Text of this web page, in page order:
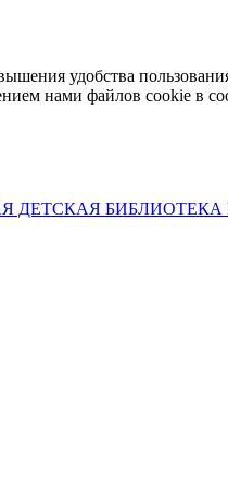
удобства
нами файлов cookie в
ДЕТСКАЯ